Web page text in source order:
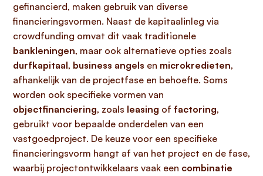
gefinancierd, maken gebruik van diverse
financieringsvormen. Naast de kapitaalinleg via
crowdfunding omvat dit vaak traditionele
bankleningen, maar ook alternatieve opties zoals
durfkapitaal, business angels en microkredieten,
afhankelijk van de projectfase en behoefte. Soms
worden ook specifieke vormen van
objectfinanciering, zoals leasing of factoring,
gebruikt voor bepaalde onderdelen van een
vastgoedproject. De keuze voor een specifieke
financieringsvorm hangt af van het project en de fase,
waarbij projectontwikkelaars vaak een combinatie